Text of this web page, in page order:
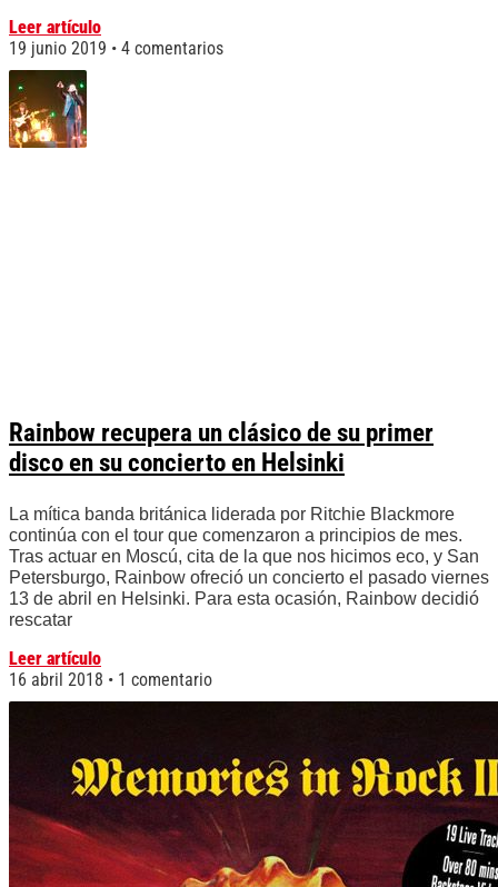
Leer artículo
19 junio 2019
4 comentarios
Rainbow recupera un clásico de su primer
disco en su concierto en Helsinki
La mítica banda británica liderada por Ritchie Blackmore
continúa con el tour que comenzaron a principios de mes.
Tras actuar en Moscú, cita de la que nos hicimos eco, y San
Petersburgo, Rainbow ofreció un concierto el pasado viernes
13 de abril en Helsinki. Para esta ocasión, Rainbow decidió
rescatar
Leer artículo
16 abril 2018
1 comentario